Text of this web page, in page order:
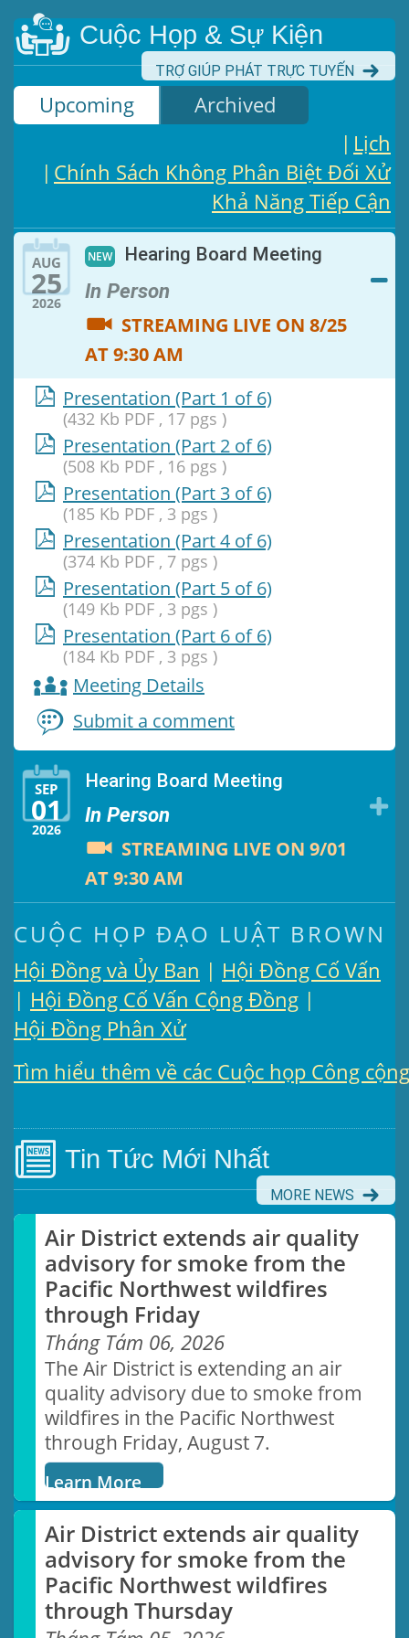
logo that embodies its core
while embracing a cleaner,
modern design.
LEARN MORE
2024-2029 Strategic
View the full plan
Facility Toxic
and Prioritization Map
Tool
View toxic emission data from a
comprehensive map of
facilities in the Bay Area.
Air Quality Incident
Notifications
Get Notified About Air Quality
Incidents
LEARN MORE
Clean Cars for All
Clean Cars for All provides
vehicles
Spare the Air
Take action to improve air
LEARN MORE
Community Health
Cuộc Họp & Sự Kiện
TRỢ GIÚP PHÁT TRỰC TUYẾN
Upcoming
Archived
Lịch
|
Chính Sách Không Phân Biệt Đối Xử
|
Khả Năng Tiếp Cận
AUG
25
2026
NEW Hearing Board Meeting
In Person
STREAMING LIVE ON 8/25
AT 9:30 AM
Presentation (Part 1 of 6)
(432 Kb PDF , 17 pgs )
Presentation (Part 2 of 6)
(508 Kb PDF , 16 pgs )
Presentation (Part 3 of 6)
(185 Kb PDF , 3 pgs )
Presentation (Part 4 of 6)
(374 Kb PDF , 7 pgs )
Presentation (Part 5 of 6)
(149 Kb PDF , 3 pgs )
Presentation (Part 6 of 6)
(184 Kb PDF , 3 pgs )
Meeting Details
Submit a comment
SEP
01
2026
Hearing Board Meeting
In Person
STREAMING LIVE ON 9/01
AT 9:30 AM
Presentation (Part 1 of 3)
(5 Mb PDF , 87 pgs )
Presentation (Part 2 of 3)
(121 Kb PDF , 2 pgs )
Presentation (Part 3 of 3)
(168 Kb PDF , 3 pgs )
Meeting Details
Video link(s) will be active 5 minutes
before meeting time.
Watch for real-time closed
with agenda
Learn more
CUỘC HỌP ĐẠO LUẬT BROWN
Hội Đồng và Ủy Ban | Hội Đồng Cố Vấn
| Hội Đồng Cố Vấn Cộng Đồng |
Hội Đồng Phân Xử
Tìm hiểu thêm về các Cuộc họp Công cộng
Tin Tức Mới Nhất
MORE NEWS
Air District extends air quality
advisory for smoke from the
Pacific Northwest wildfires
through Friday
Tháng Tám 06, 2026
The Air District is extending an air
quality advisory due to smoke from
wildfires in the Pacific Northwest
through Friday, August 7.
Learn More
Air District extends air quality
advisory for smoke from the
Pacific Northwest wildfires
through Thursday